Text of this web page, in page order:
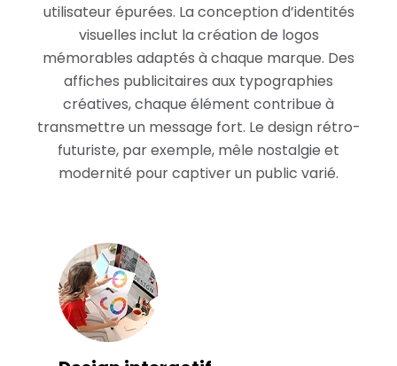
utilisateur épurées. La conception d’identités
visuelles inclut la création de logos
mémorables adaptés à chaque marque. Des
affiches publicitaires aux typographies
créatives, chaque élément contribue à
transmettre un message fort. Le design rétro-
futuriste, par exemple, mêle nostalgie et
modernité pour captiver un public varié.